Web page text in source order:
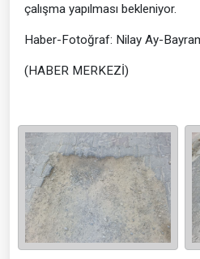
çalışma yapılması bekleniyor.
Haber-Fotoğraf: Nilay Ay-
(HABER MERKEZİ)